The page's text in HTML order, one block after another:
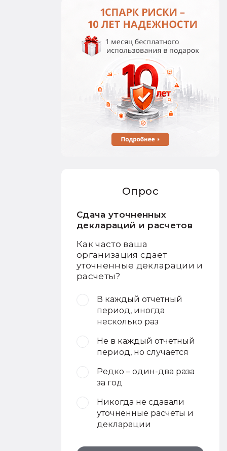
Опрос
Сдача уточненных
деклараций и расчетов
Как часто ваша
организация сдает
уточненные декларации и
расчеты?
В каждый отчетный
период, иногда
несколько раз
Не в каждый отчетный
период, но случается
Редко – один-два раза
за год
Никогда не сдавали
уточненные расчеты и
декларации